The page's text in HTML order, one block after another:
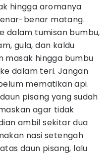
hingga aromanya
benar matang.
dalam tumisan bumbu,
gula, dan kaldu
masak hingga bumbu
dalam teri. Jangan
mematikan api.
pisang yang sudah
agar tidak
ambil sekitar dua
nasi setengah
daun pisang, lalu